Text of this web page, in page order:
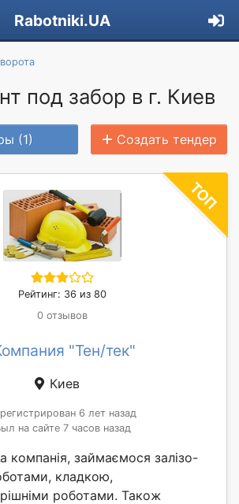
Rabotniki.UA
под забор в г. Киев
(1) Создать тендер
Рейтинг: 36 из 80
0 отзывов
"Тен/тек"
Киев
6 лет назад
на сайте 7 часов назад
компанія, займаємося залізо-
кладкою,
роботами. Також